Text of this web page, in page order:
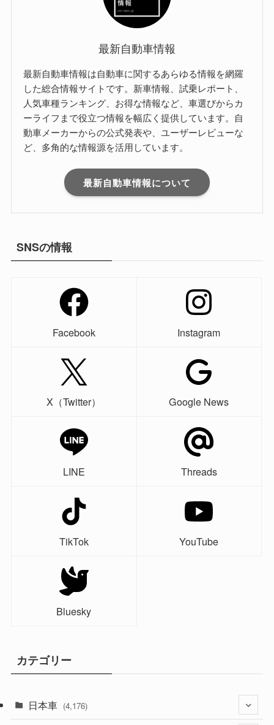
最新自動車情報
最新自動車情報は自動車に関するあらゆる情報を網羅
した総合情報サイトです。新車情報、試乗レポート、
人気車種ランキング、お得な情報など、車選びからカ
ーライフまで役立つ情報を幅広く提供しています。自
動車メーカーからの公式発表や、ユーザーレビューな
ど、多角的な情報源を活用しています。
最新自動車情報について
SNSの情報
Facebook Instagram
X（Twitter） Google News
LINE Threads
TikTok YouTube
Bluesky
カテゴリー
日本車 (4,176)